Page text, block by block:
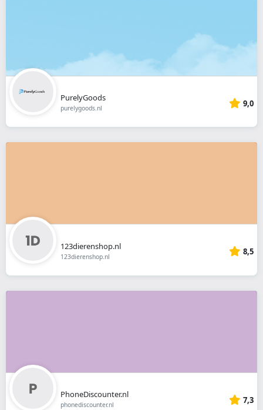
PurelyGoods
purelygoods.nl 9,0
123dierenshop.nl
123dierenshop.nl 8,5
PhoneDiscounter.nl
phonediscounter.nl 7,3